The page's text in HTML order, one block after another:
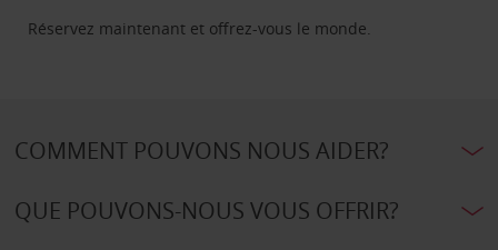
Réservez maintenant et offrez-vous le monde.
COMMENT POUVONS NOUS AIDER?
QUE POUVONS-NOUS VOUS OFFRIR?